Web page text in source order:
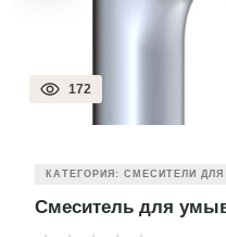
172
КАТЕГОРИЯ: СМЕСИТЕЛИ
Смеситель для